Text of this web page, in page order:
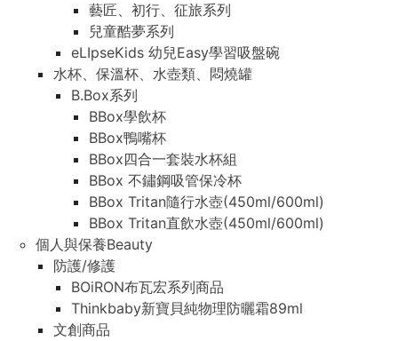
藝匠、初行、征旅系列
兒童酷夢系列
eLIpseKids 幼兒Easy學習吸盤碗
水杯、保溫杯、水壺類、悶燒罐
B.Box系列
BBox學飲杯
BBox鴨嘴杯
BBox四合一套裝水杯組
BBox 不鏽鋼吸管保冷杯
BBox Tritan隨行水壺(450ml/600ml)
BBox Tritan直飲水壺(450ml/600ml)
個人與保養Beauty
防護/修護
BOiRON布瓦宏系列商品
Thinkbaby新寶貝純物理防曬霜89ml
文創商品